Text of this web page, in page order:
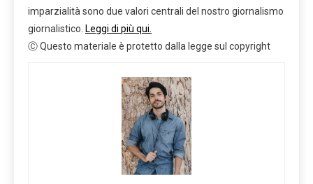
imparzialità sono due valori centrali del nostro giornalismo
giornalistico. Leggi di più qui.
Ⓒ Questo materiale è protetto dalla legge sul copyright